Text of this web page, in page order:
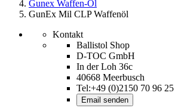
Gunex Waffen-Öl
GunEx Mil CLP Waffenöl
Kontakt
Ballistol Shop
D-TOC GmbH
In der Loh 36c
40668 Meerbusch
Tel:+49 (0)2150 70 96 25
Email senden